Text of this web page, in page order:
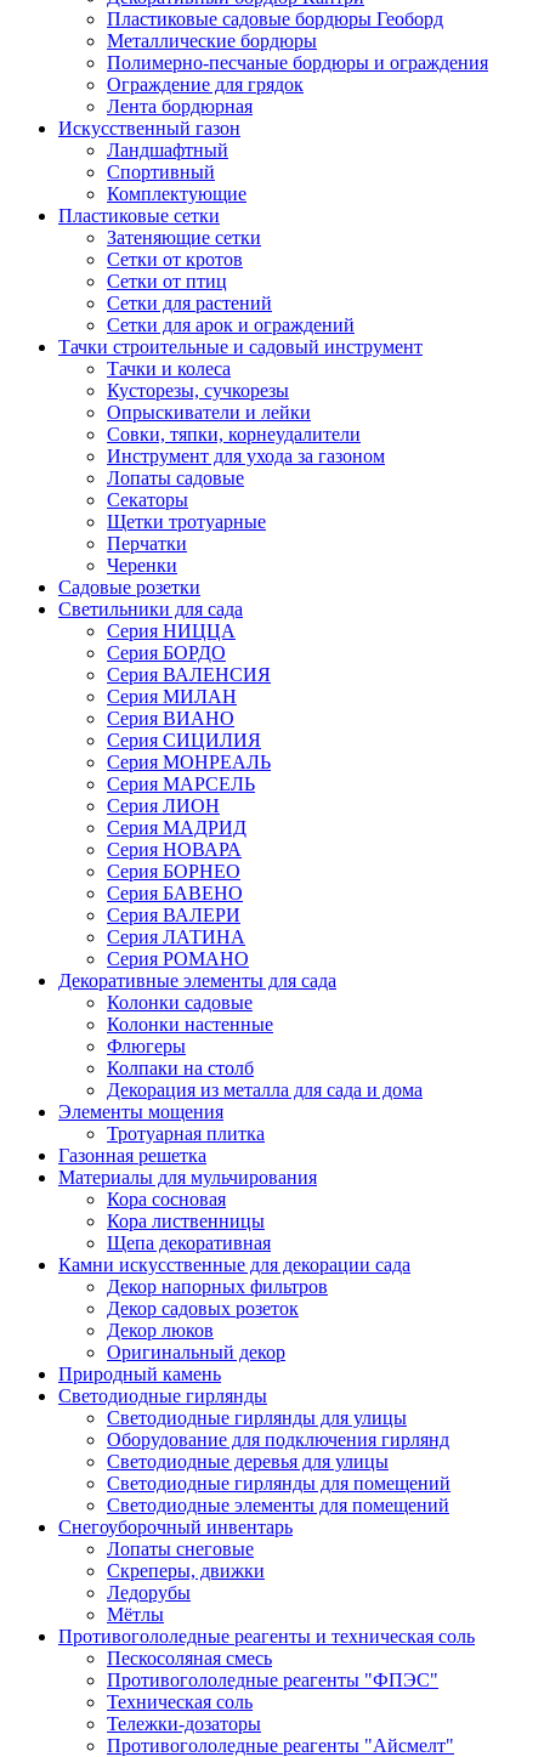
Пластиковые садовые бордюры Геоборд
Металлические бордюры
Полимерно-песчаные бордюры и ограждения
Ограждение для грядок
Лента бордюрная
Искусственный газон
Ландшафтный
Спортивный
Комплектующие
Пластиковые сетки
Затеняющие сетки
Сетки от кротов
Сетки от птиц
Сетки для растений
Сетки для арок и ограждений
Тачки строительные и садовый инструмент
Тачки и колеса
Кусторезы, сучкорезы
Опрыскиватели и лейки
Совки, тяпки, корнеудалители
Инструмент для ухода за газоном
Лопаты садовые
Секаторы
Щетки тротуарные
Перчатки
Черенки
Садовые розетки
Светильники для сада
Серия НИЦЦА
Серия БОРДО
Серия ВАЛЕНСИЯ
Серия МИЛАН
Серия ВИАНО
Серия СИЦИЛИЯ
Серия МОНРЕАЛЬ
Серия МАРСЕЛЬ
Серия ЛИОН
Серия МАДРИД
Серия НОВАРА
Серия БОРНЕО
Серия БАВЕНО
Серия ВАЛЕРИ
Серия ЛАТИНА
Серия РОМАНО
Декоративные элементы для сада
Колонки садовые
Колонки настенные
Флюгеры
Колпаки на столб
Декорация из металла для сада и дома
Элементы мощения
Тротуарная плитка
Газонная решетка
Материалы для мульчирования
Кора сосновая
Кора лиственницы
Щепа декоративная
Камни искусственные для декорации сада
Декор напорных фильтров
Декор садовых розеток
Декор люков
Оригинальный декор
Природный камень
Светодиодные гирлянды
Светодиодные гирлянды для улицы
Оборудование для подключения гирлянд
Светодиодные деревья для улицы
Светодиодные гирлянды для помещений
Светодиодные элементы для помещений
Снегоуборочный инвентарь
Лопаты снеговые
Скреперы, движки
Ледорубы
Мётлы
Противогололедные реагенты и техническая соль
Пескосоляная смесь
Противогололедные реагенты "ФПЭС"
Техническая соль
Тележки-дозаторы
Противогололедные реагенты "Айсмелт"